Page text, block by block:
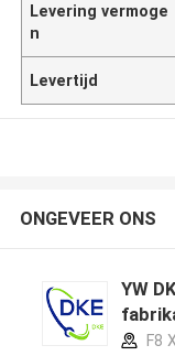
Levering vermoge
n
Levertijd
ONGEVEER ONS
YW
F8